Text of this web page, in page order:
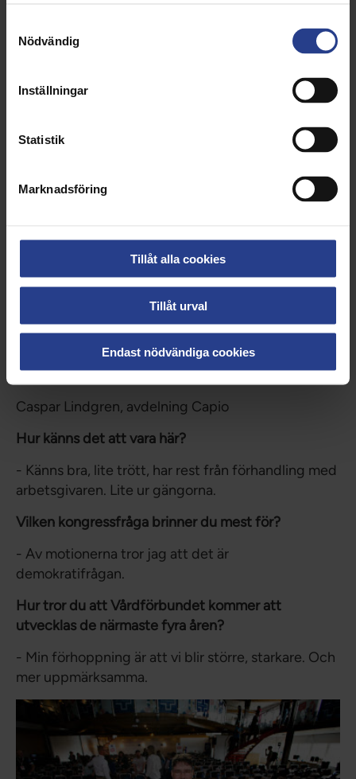
Nödvändig
Inställningar
Statistik
Marknadsföring
Tillåt alla cookies
Tillåt urval
Endast nödvändiga cookies
Caspar Lindgren, avdelning Capio
Hur känns det att vara här?
- Känns bra, lite trött, har rest från förhandling med
arbetsgivaren. Lite ur gängorna.
Vilken kongressfråga brinner du mest för?
- Av motionerna tror jag att det är
demokratifrågan.
Hur tror du att Vårdförbundet kommer att
utvecklas de närmaste fyra åren?
- Min förhoppning är att vi blir större, starkare. Och
mer uppmärksamma.